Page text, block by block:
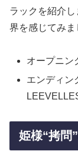
ラックを紹介
界を感じてみま
オープニン
エンディン
姫様“拷問